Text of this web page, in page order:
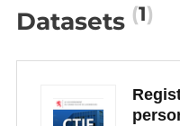
Datasets 1